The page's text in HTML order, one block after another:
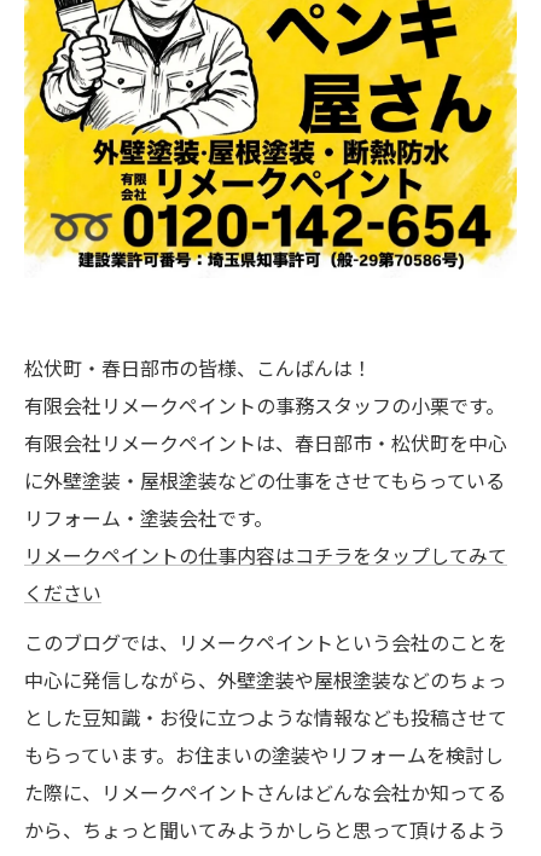
松伏町・春日部市の皆様、こんばんは！
有限会社リメークペイントの事務スタッフの小栗です。
有限会社リメークペイントは、春日部市・松伏町を中心
に外壁塗装・屋根塗装などの仕事をさせてもらっている
リフォーム・塗装会社です。
リメークペイントの仕事内容はコチラをタップしてみて
ください
このブログでは、リメークペイントという会社のことを
中心に発信しながら、外壁塗装や屋根塗装などのちょっ
とした豆知識・お役に立つような情報なども投稿させて
もらっています。お住まいの塗装やリフォームを検討し
た際に、リメークペイントさんはどんな会社か知ってる
から、ちょっと聞いてみようかしらと思って頂けるよう